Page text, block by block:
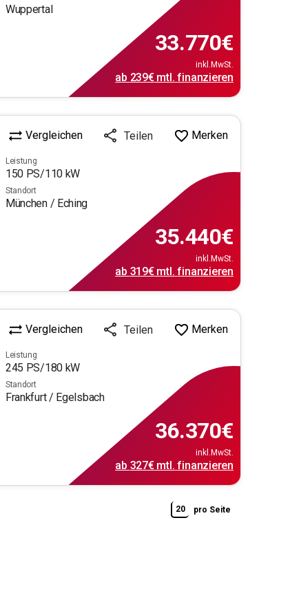
Wuppertal
33.770€
inkl.MwSt.
ab 239€mtl. finanzieren
Vergleichen Teilen Merken
Leistung
150 PS/110 kW
Standort
München / Eching
35.440€
inkl.MwSt.
ab 319€mtl. finanzieren
Vergleichen Teilen Merken
Leistung
245 PS/180 kW
Standort
Frankfurt / Egelsbach
36.370€
inkl.MwSt.
ab 327€mtl. finanzieren
20 pro Seite